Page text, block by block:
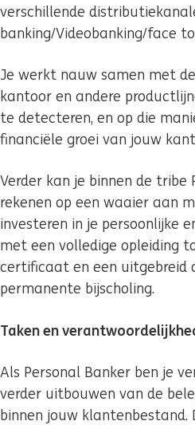
verschillende
banking/Videobanking/face
Je werkt nauw samen met
kantoor en andere
te detecteren, en op die
financiële groei van jouw
Verder kan je binnen de tribe
rekenen op een waaier aan
investeren in je persoonlijke
met een volledige opleiding
certificaat en een uitgebreid
permanente bijscholing.
Taken en
Als Personal Banker ben je
verder uitbouwen van de
binnen jouw klantenbestand.